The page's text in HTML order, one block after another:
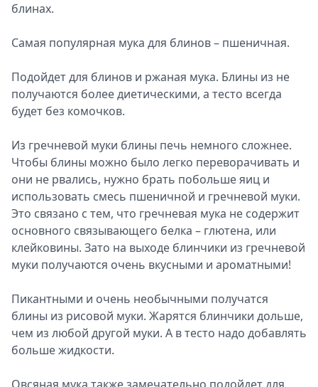
блинах.
Cамая популярная мука для блинов – пшеничная.
Подойдет для блинов и ржаная мука. Блины из не
получаются более диетическими, а тесто всегда
будет без комочков.
Из гречневой муки блины печь немного сложнее.
Чтобы блины можно было легко переворачивать и
они не рвались, нужно брать побольше яиц и
использовать смесь пшеничной и гречневой муки.
Это связано с тем, что гречневая мука не содержит
основного связывающего белка – глютена, или
клейковины. Зато на выходе блинчики из гречневой
муки получаются очень вкусными и ароматными!
Пикантными и очень необычными получатся
блины из рисовой муки. Жарятся блинчики дольше,
чем из любой другой муки. А в тесто надо добавлять
больше жидкости.